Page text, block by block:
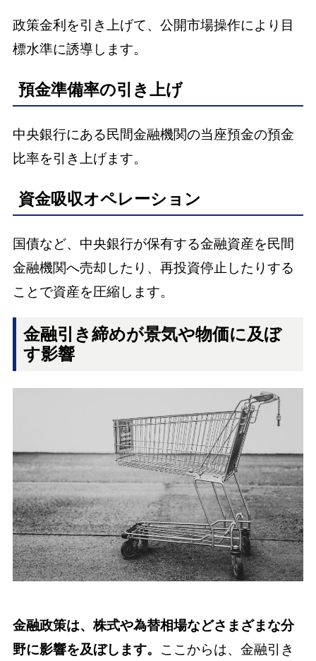
政策金利を引き上げて、公開市場操作により目
標水準に誘導します。
預金準備率の引き上げ
中央銀行にある民間金融機関の当座預金の預金
比率を引き上げます。
資金吸収オペレーション
国債など、中央銀行が保有する金融資産を民間
金融機関へ売却したり、再投資停止したりする
ことで資産を圧縮します。
金融引き締めが景気や物価に及ぼ
す影響
金融政策は、株式や為替相場などさまざまな分
野に影響を及ぼします。 ここからは、金融引き